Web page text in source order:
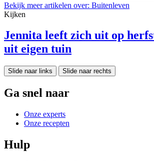
Bekijk meer artikelen over: Buitenleven
Kijken
Jennita leeft zich uit op
uit eigen tuin
Slide naar links Slide naar rechts
Ga snel naar
Onze experts
Onze recepten
Hulp